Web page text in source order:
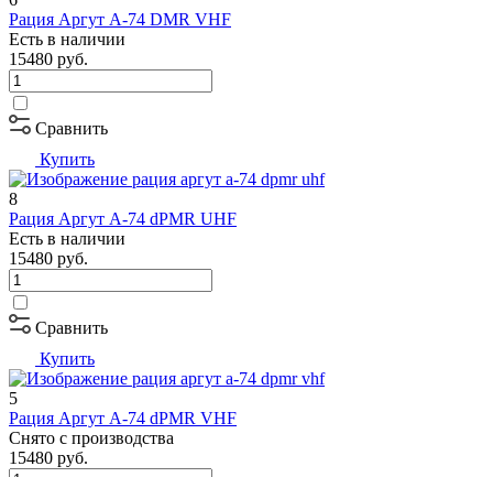
Рация Аргут А-74 DMR VHF
Есть в наличии
15480 руб.
Сравнить
Купить
8
Рация Аргут А-74 dPMR UHF
Есть в наличии
15480 руб.
Сравнить
Купить
5
Рация Аргут А-74 dPMR VHF
Снято с производства
15480 руб.